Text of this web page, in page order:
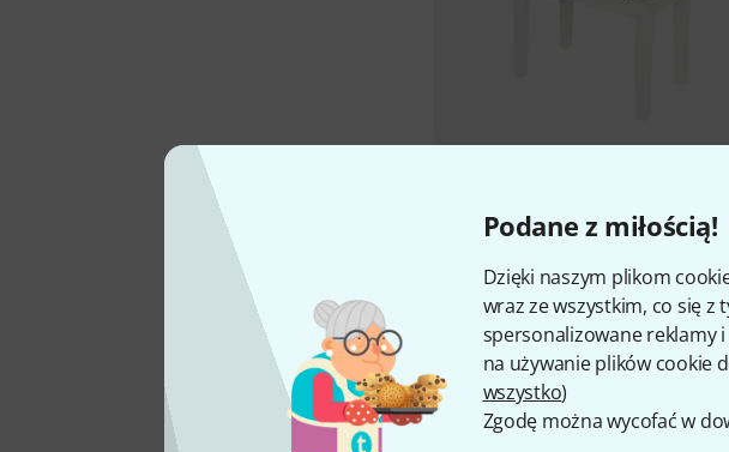
Podane z miłością!
Dzięki naszym plikom
wraz ze wszystkim, co się z
spersonalizowane reklamy
na używanie plików cookie
wszystko)
Zgodę można wycofać w